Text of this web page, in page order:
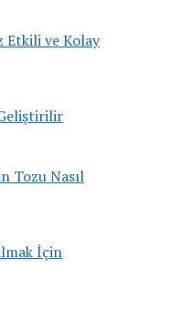
Etkili ve Kolay
Tozu Nasıl
İçin